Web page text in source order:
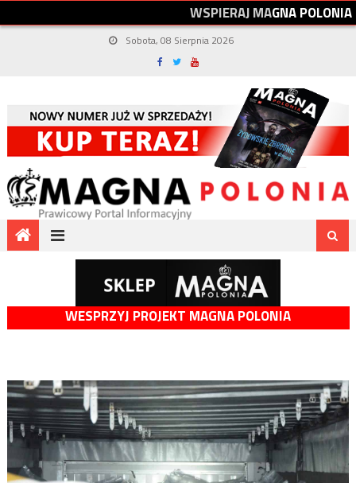
WSPIERAJMAGNAPOLONIA
Sobota, 08 Sierpnia 2026
WESPRZYJ PROJEKT MAGNA POLONIA